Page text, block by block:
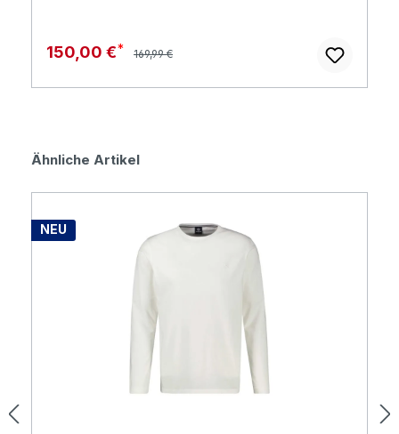
Verkaufspreis:
150,00 € Regulärer Preis:
169,99 €
Produktgalerie überspringen
Ähnliche Artikel
NEU